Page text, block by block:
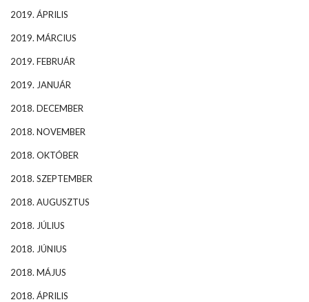
2019. ÁPRILIS
2019. MÁRCIUS
2019. FEBRUÁR
2019. JANUÁR
2018. DECEMBER
2018. NOVEMBER
2018. OKTÓBER
2018. SZEPTEMBER
2018. AUGUSZTUS
2018. JÚLIUS
2018. JÚNIUS
2018. MÁJUS
2018. ÁPRILIS